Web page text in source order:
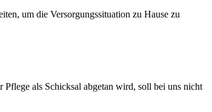
um die Versorgungssituation zu Hause zu
Pflege als Schicksal abgetan wird, soll bei uns nicht